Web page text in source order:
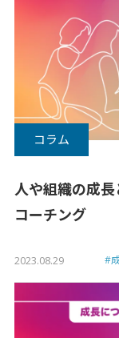
コラム
人や組織の成
コーチング
2023.08.29 #